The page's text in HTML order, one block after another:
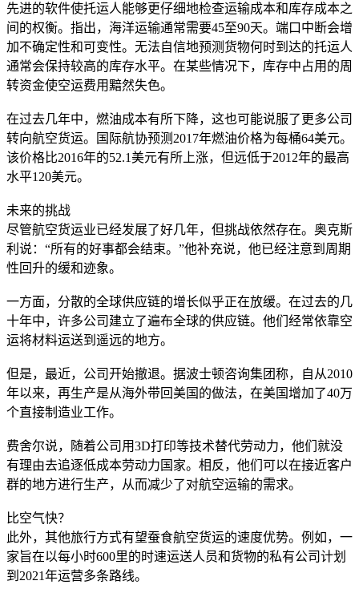
先进的软件使托运人能够更仔细地检查运输成本和库存成本之
间的权衡。指出，海洋运输通常需要45至90天。端口中断会增
加不确定性和可变性。无法自信地预测货物何时到达的托运人
通常会保持较高的库存水平。在某些情况下，库存中占用的周
转资金使空运费用黯然失色。
在过去几年中，燃油成本有所下降，这也可能说服了更多公司
转向航空货运。国际航协预测2017年燃油价格为每桶64美元。
该价格比2016年的52.1美元有所上涨，但远低于2012年的最高
水平120美元。
未来的挑战
尽管航空货运业已经发展了好几年，但挑战依然存在。奥克斯
利说：“所有的好事都会结束。”他补充说，他已经注意到周期
性回升的缓和迹象。
一方面，分散的全球供应链的增长似乎正在放缓。在过去的几
十年中，许多公司建立了遍布全球的供应链。他们经常依靠空
运将材料运送到遥远的地方。
但是，最近，公司开始撤退。据波士顿咨询集团称，自从2010
年以来，再生产是从海外带回美国的做法，在美国增加了40万
个直接制造业工作。
费舍尔说，随着公司用3D打印等技术替代劳动力，他们就没
有理由去追逐低成本劳动力国家。相反，他们可以在接近客户
群的地方进行生产，从而减少了对航空运输的需求。
比空气快？
此外，其他旅行方式有望蚕食航空货运的速度优势。例如，一
家旨在以每小时600里的时速运送人员和货物的私有公司计划
到2021年运营多条路线。